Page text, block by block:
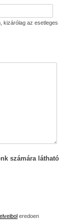
kizárólag az esetleges
számára látható
eredoen